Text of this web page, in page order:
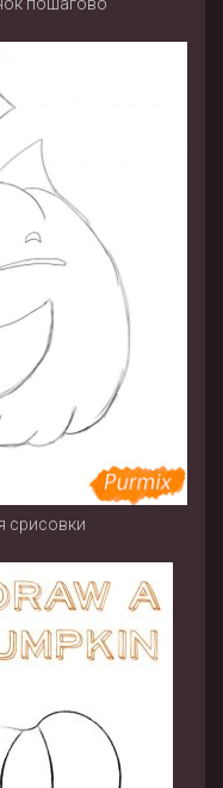
срисовки